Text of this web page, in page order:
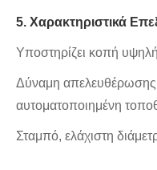
5. Χαρακτηριστικά
Υποστηρίζει κοπή
Δύναμη
αυτοματοποιημένη
Σταμπό, ελάχιστη